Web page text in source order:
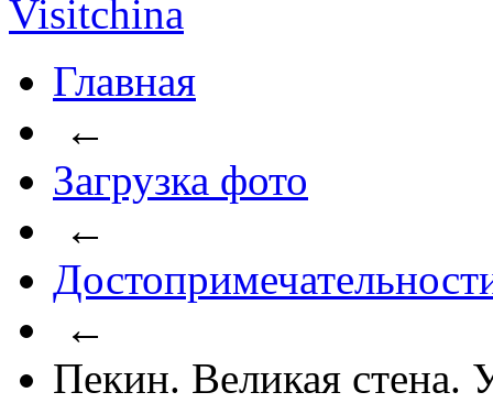
Главная
←
Загрузка фото
←
←
Пекин. Великая стена.